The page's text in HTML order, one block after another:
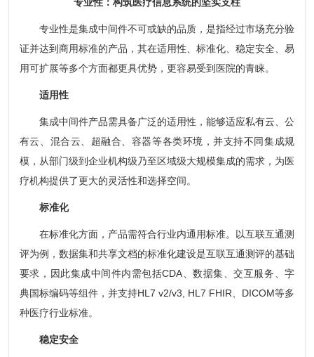
专业性是集成中间件不可或缺的品质，是指经过市场充分验
证并达到商用标准的产品，其在适用性、标准化、稳定安全、易
用可扩展等多个方面都更具优势，更容易受到医院的青睐。
适用性
集成中间件产品需具备广泛的适用性，能够适应私有云、公
有云、混合云、超融合、容器等各类环境，并支持不同集成规
模，从部门级到企业机构级乃至区域级大规模集成的需求，为医
疗机构提供了更大的灵活性和选择空间。
标准化
在标准化方面，产品需符合行业内通用标准。以互联互通测
评为例，数据集和共享文档的标准化建设是互联互通测评的基础
要求，因此集成中间件内需包括CDA、数据集、交互服务、字
典国标编码等组件，并支持HL7 v2/v3, HL7 FHIR、DICOM等多
种医疗行业标准。
稳定安全